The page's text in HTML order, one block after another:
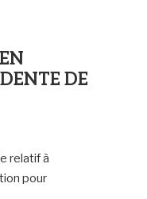
DE
relatif à
pour